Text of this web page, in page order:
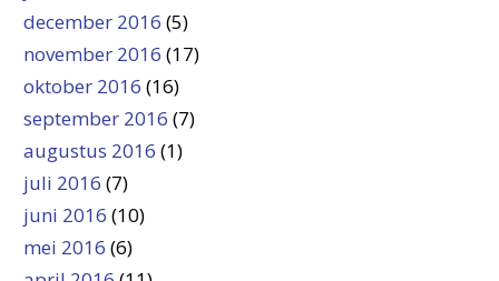
december 2016 (5)
november 2016 (17)
oktober 2016 (16)
september 2016 (7)
augustus 2016 (1)
juli 2016 (7)
juni 2016 (10)
mei 2016 (6)